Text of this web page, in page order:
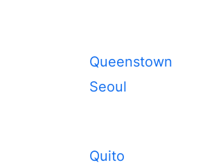
Queenstown
Seoul
Quito